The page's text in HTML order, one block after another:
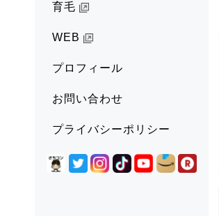
育毛
WEB
プロフィール
お問い合わせ
プライバシーポリシー